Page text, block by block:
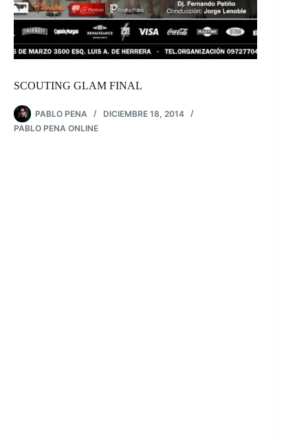
SCOUTING GLAM FINAL
PABLO PENA
DICIEMBRE 18, 2014
PABLO PENA ONLINE